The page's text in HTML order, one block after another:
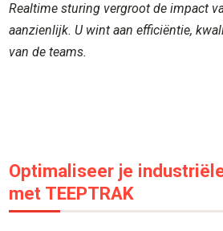
Realtime sturing vergroot de impact
aanzienlijk. U wint aan efficiëntie,
van de teams.
Optimaliseer je
met TEEPTRAK